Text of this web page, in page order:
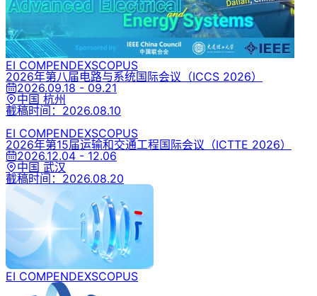
EI COMPENDEXSCOPUS
2026年第八届电路与系统国际会议 （ICCS 2026）
2026.09.18 - 09.21
中国 杭州
截稿时间： 2026.08.10
EI COMPENDEXSCOPUS
2026年第15届运输和交通工程国际会议 （ICTTE 2026）
2026.12.04 - 12.06
中国 武汉
截稿时间： 2026.08.20
EI COMPENDEXSCOPUS